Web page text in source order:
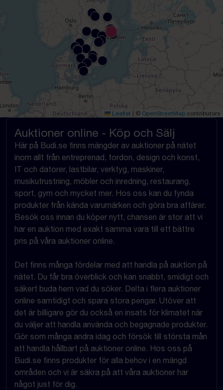
Leaflet © OpenStreetMap contributors
Auktioner online - Köp och Sälj
Här på Budi.se finns mängder av auktioner på nätet
inom allt från entreprenad, fordon, design och konst,
IT och datorer, lastbilar, verktyg, maskiner,
musikutrustning, möbler och inredning, restaurang,
sport, gym och mycket mer. Hos oss kan du fynda
produkter från kända varumärken och göra bra affärer.
Besök oss innan du köper nytt, chansen är stor att vi
har en auktion med exakt samma vara till ett bättre
pris på våra auktioner online.
Det finns många fördelar med att handla på auktion på
nätet. Du får bra överblick och kan snabbt, smidigt och
säkert buda hem vad du söker. Delta i flera auktioner
online samtidigt och spara stora pengar. Utöver att
det är billigare gör du också en insats för klimatet när
du väljer att handla använda och begagnade produkter.
Gör som många andra idag och försök till största mån
att handla hållbart på auktioner online. Hos oss på
Budi.se finns produkter för alla behov i en mängd
områden och vi är säkra på att våra auktioner har
något just för dig.